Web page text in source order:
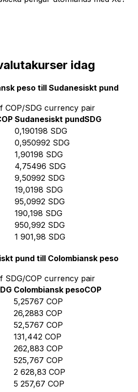
idag
peso till Sudanesiskt pund
COP/SDG currency pair
Sudanesiskt pundSDG
0,190198 SDG
0,950992 SDG
1,90198 SDG
4,75496 SDG
9,50992 SDG
19,0198 SDG
95,0992 SDG
190,198 SDG
950,992 SDG
1 901,98 SDG
pund till Colombiansk peso
SDG/COP currency pair
Colombiansk pesoCOP
5,25767 COP
26,2883 COP
52,5767 COP
131,442 COP
262,883 COP
525,767 COP
2 628,83 COP
5 257,67 COP